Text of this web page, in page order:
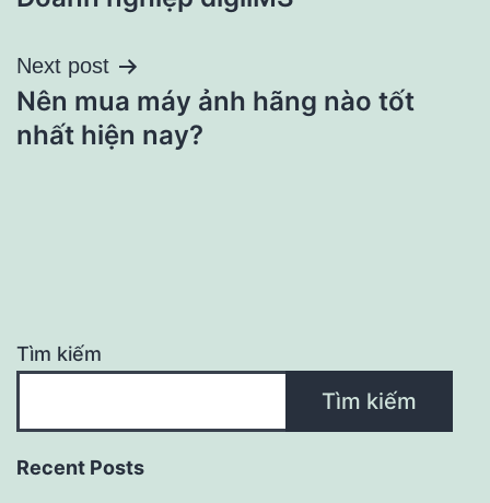
viết
Next post
Nên mua máy ảnh hãng nào tốt
nhất hiện nay?
Tìm kiếm
Tìm kiếm
Recent Posts